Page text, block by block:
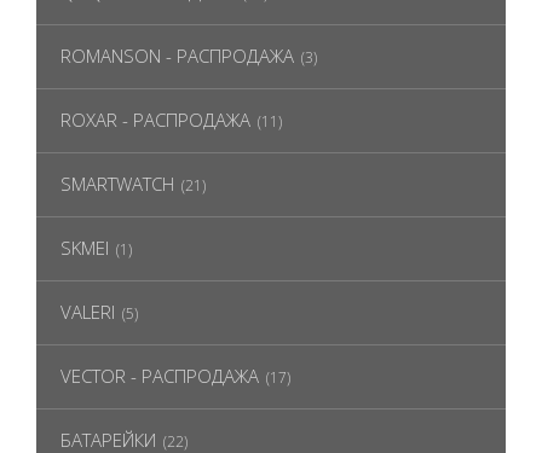
ROMANSON - РАСПРОДАЖА (3)
ROXAR - РАСПРОДАЖА (11)
SMARTWATCH (21)
SKMEI (1)
VALERI (5)
VECTOR - РАСПРОДАЖА (17)
БАТАРЕЙКИ (22)